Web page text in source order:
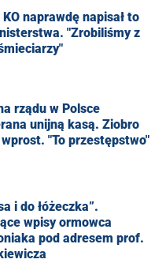
KO naprawdę napisał to
"Zrobiliśmy z
rządu w Polsce
unijną kasą. Ziobro
"To przestępstwo"
i do łóżeczka”.
wpisy ormowca
pod adresem prof.